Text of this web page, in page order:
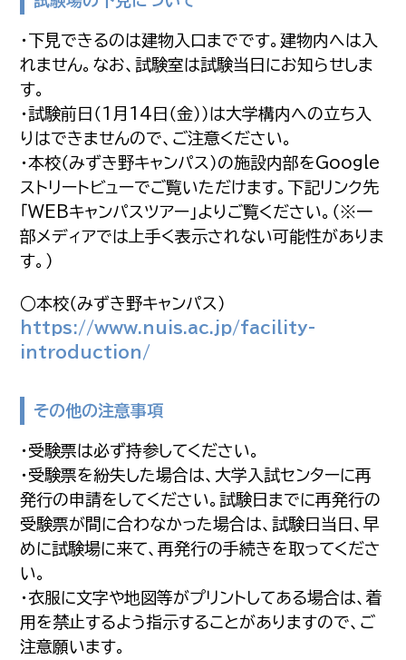
・下見できるのは建物入口までです。建物内へは入
れません。なお、試験室は試験当日にお知らせしま
す。
・試験前日（1月14日（金））は大学構内への立ち入
りはできませんので、ご注意ください。
・本校（みずき野キャンパス）の施設内部をGoogle
ストリートビューでご覧いただけます。下記リンク先
「WEBキャンパスツアー」よりご覧ください。（※一
部メディアでは上手く表示されない可能性がありま
す。）
○本校（みずき野キャンパス）
https://www.nuis.ac.jp/facility-
introduction/
その他の注意事項
・受験票は必ず持参してください。
・受験票を紛失した場合は、大学入試センターに再
発行の申請をしてください。試験日までに再発行の
受験票が間に合わなかった場合は、試験日当日、早
めに試験場に来て、再発行の手続きを取ってくださ
い。
・衣服に文字や地図等がプリントしてある場合は、着
用を禁止するよう指示することがありますので、ご
注意願います。